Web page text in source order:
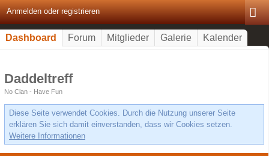
Anmelden oder registrieren
Dashboard Forum Mitglieder Galerie Kalender
Daddeltreff
No Clan - Have Fun
Diese Seite verwendet Cookies. Durch die Nutzung unserer Seite
erklären Sie sich damit einverstanden, dass wir Cookies setzen.
Weitere Informationen